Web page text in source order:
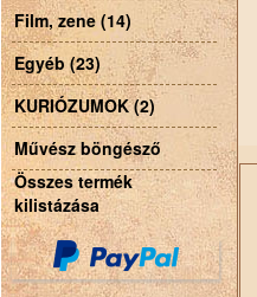
Film, zene (14)
Egyéb (23)
KURIÓZUMOK (2)
Művész böngésző
Összes termék
kilistázása